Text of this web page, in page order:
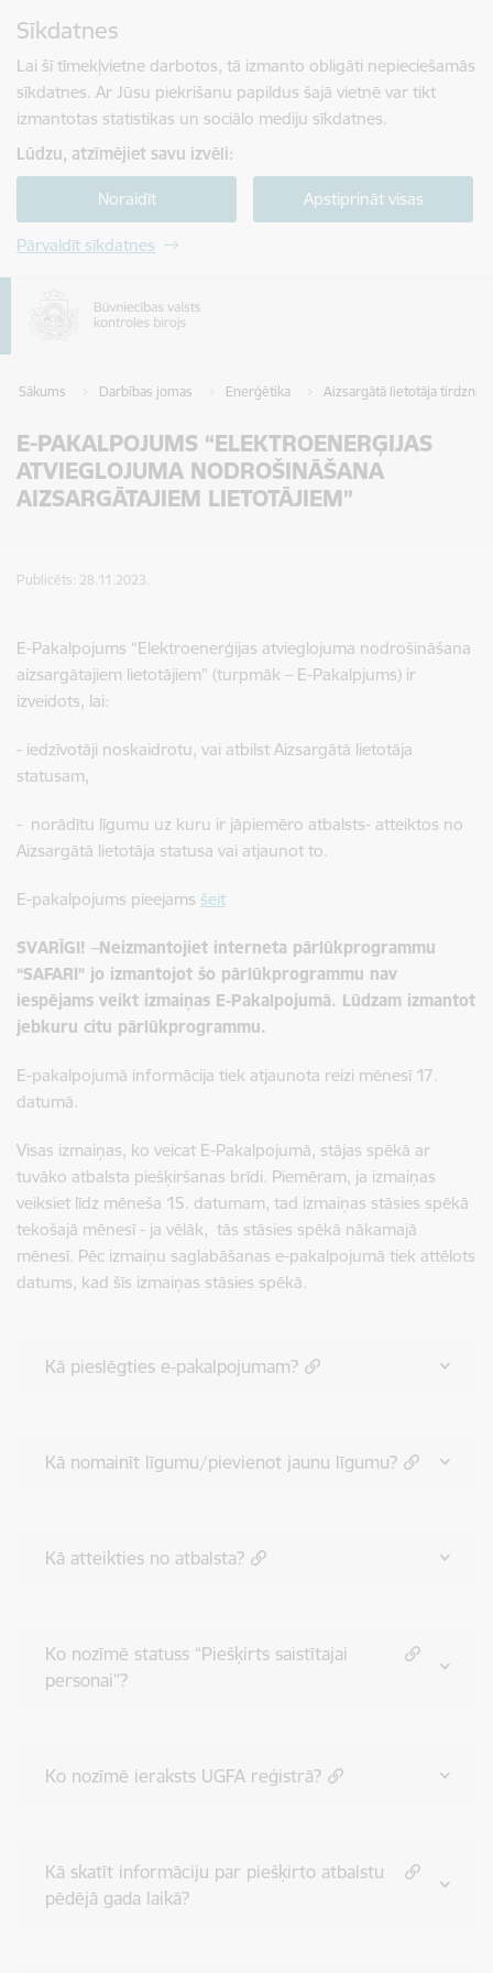
Sīkdatnes
Lai šī tīmekļvietne darbotos, tā izmanto obligāti nepieciešamās
sīkdatnes. Ar Jūsu piekrišanu papildus šajā vietnē var tikt
izmantotas statistikas un sociālo mediju sīkdatnes.
Lūdzu, atzīmējiet savu izvēli:
Noraidīt Apstiprināt visas
Pārvaldīt sīkdatnes
Sākums Darbības jomas Enerģētika Aizsargātā lietotāja
E-PAKALPOJUMS “ELEKTROENERĢIJAS
ATVIEGLOJUMA NODROŠINĀŠANA
AIZSARGĀTAJIEM LIETOTĀJIEM”
Publicēts: 28.11.2023.
E-Pakalpojums “Elektroenerģijas atvieglojuma nodrošināšana
aizsargātajiem lietotājiem” (turpmāk – E-Pakalpjums) ir
izveidots, lai:
- iedzīvotāji noskaidrotu, vai atbilst Aizsargātā lietotāja
statusam,
- norādītu līgumu uz kuru ir jāpiemēro atbalsts- atteiktos no
Aizsargātā lietotāja statusa vai atjaunot to.
E-pakalpojums pieejams šeit
SVARĪGI! –Neizmantojiet interneta pārlūkprogrammu
“SAFARI” jo izmantojot šo pārlūkprogrammu nav
iespējams veikt izmaiņas E-Pakalpojumā. Lūdzam izmantot
jebkuru citu pārlūkprogrammu.
E-pakalpojumā informācija tiek atjaunota reizi mēnesī 17.
datumā.
Visas izmaiņas, ko veicat E-Pakalpojumā, stājas spēkā ar
tuvāko atbalsta piešķiršanas brīdi. Piemēram, ja izmaiņas
veiksiet līdz mēneša 15. datumam, tad izmaiņas stāsies spēkā
tekošajā mēnesī - ja vēlāk, tās stāsies spēkā nākamajā
mēnesī. Pēc izmaiņu saglabāšanas e-pakalpojumā tiek attēlots
datums, kad šīs izmaiņas stāsies spēkā.
Kā pieslēgties e-pakalpojumam?
Kā nomainīt līgumu/pievienot jaunu līgumu?
Kā atteikties no atbalsta?
Ko nozīmē statuss “Piešķirts saistītajai
personai”?
Ko nozīmē ieraksts UGFA reģistrā?
Kā skatīt informāciju par piešķirto atbalstu
pēdējā gada laikā?